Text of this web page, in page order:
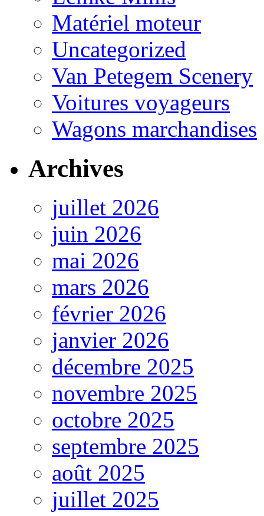
Matériel moteur
Uncategorized
Van Petegem Scenery
Voitures voyageurs
Wagons marchandises
Archives
juillet 2026
juin 2026
mai 2026
mars 2026
février 2026
janvier 2026
décembre 2025
novembre 2025
octobre 2025
septembre 2025
août 2025
juillet 2025